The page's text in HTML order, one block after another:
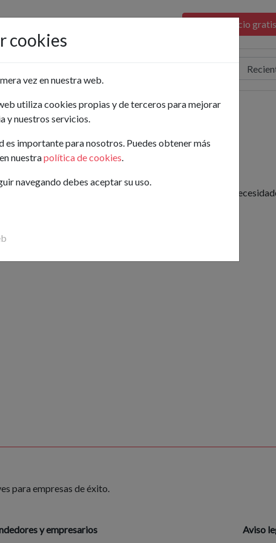
Pon tu anuncio gratis
Buscar
para tu búsqueda.
cuanto publiquen nuevos anuncios que coincidan con tus
para empresas de éxito.
y empresarios Aviso
cookies
vez en nuestra web.
utiliza cookies propias y de terceros para mejorar
y nuestros servicios.
es importante para nosotros. Puedes obtener más
nuestrapolítica de cookies.
navegando debes aceptar su uso.